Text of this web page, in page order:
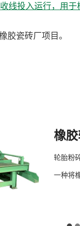
线投入运行，用于
胶瓷砖厂项目。
橡
轮胎粉
一种将